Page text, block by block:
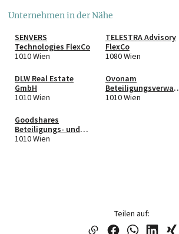
Unternehmen in der Nähe
SENVERS
Technologies FlexCo
1010 Wien
TELESTRA Advisory
FlexCo
1080 Wien
DLW Real Estate
GmbH
1010 Wien
Ovonam
Beteiligungsverwalt
ungs GmbH in Liqu.
1010 Wien
Goodshares
Beteiligungs- und
Beratungs GmbH
1010 Wien
Teilen auf: